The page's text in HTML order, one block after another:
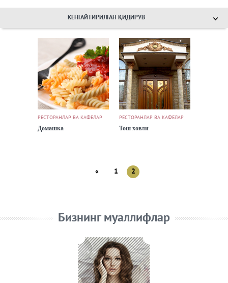
КЕНГАЙТИРИЛГАН ҚИДИРУВ
РЕСТОРАНЛАР ВА КАФЕЛАР
Домашка
РЕСТОРАНЛАР ВА КАФЕЛАР
Тош ховли
« 1 2
Бизнинг муаллифлар